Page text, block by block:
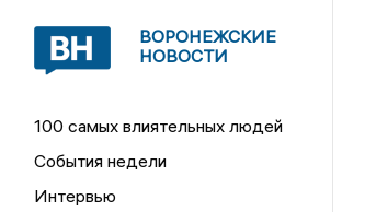
ВОРОНЕЖСКИЕ
НОВОСТИ
100 самых влиятельных людей
События недели
Интервью